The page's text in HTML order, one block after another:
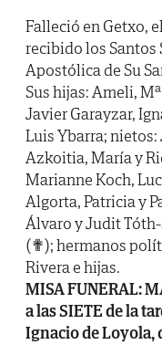
Falleció en Getxo,
recibido los Santos
Apostólica de Su
Sus hijas: Ameli,
Javier Garayzar,
Luis Ybarra;
Azkoitia, María y
Marianne Koch,
Algorta, Patricia y
Álvaro y Judit
(✟); hermanos
Rivera e hijas.
MISA FUNERAL:
a las SIETE de la
Ignacio de Loyola,